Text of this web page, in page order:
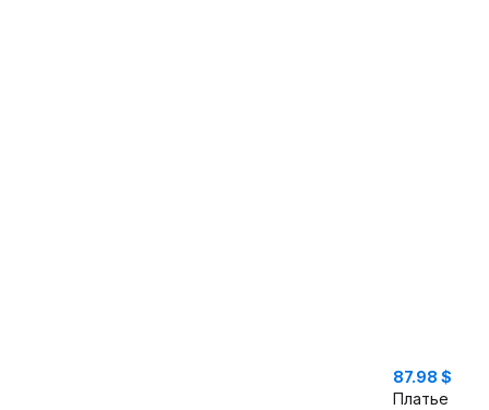
87.98 $
Платье